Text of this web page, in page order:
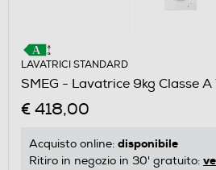
LAVATRICI STANDARD
SMEG - Lavatrice 9kg Classe
€ 418,00
Acquisto online: disponibile
Ritiro in negozio in 30' gratuito: